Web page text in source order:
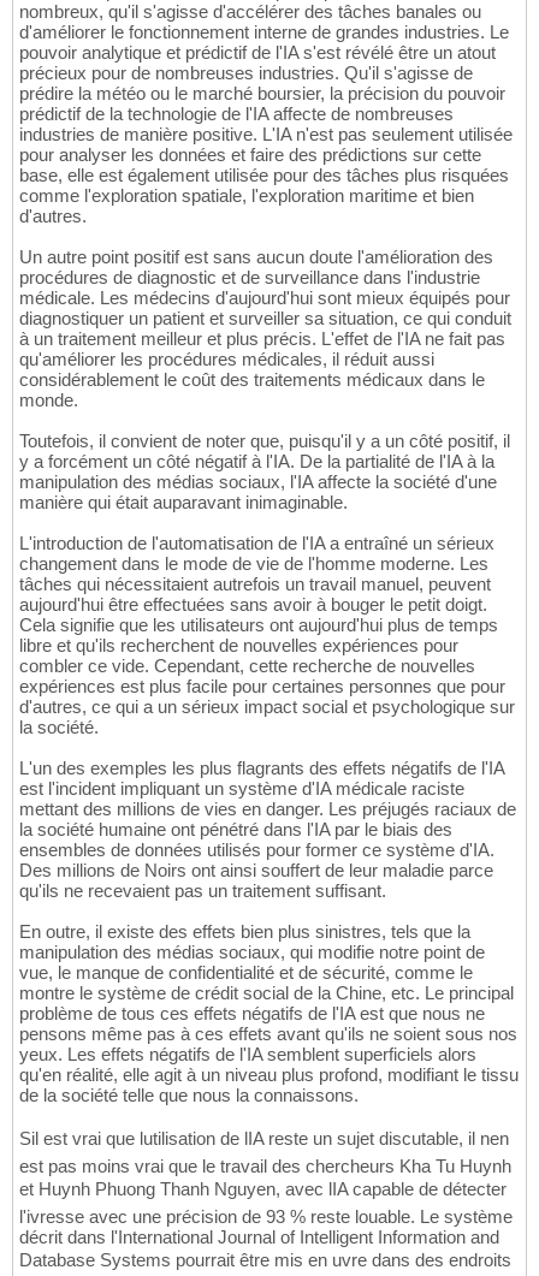
nombreux, qu'il s'agisse d'accélérer des tâches banales ou
d'améliorer le fonctionnement interne de grandes industries. Le
pouvoir analytique et prédictif de l'IA s'est révélé être un atout
précieux pour de nombreuses industries. Qu'il s'agisse de
prédire la météo ou le marché boursier, la précision du pouvoir
prédictif de la technologie de l'IA affecte de nombreuses
industries de manière positive. L'IA n'est pas seulement utilisée
pour analyser les données et faire des prédictions sur cette
base, elle est également utilisée pour des tâches plus risquées
comme l'exploration spatiale, l'exploration maritime et bien
d'autres.
Un autre point positif est sans aucun doute l'amélioration des
procédures de diagnostic et de surveillance dans l'industrie
médicale. Les médecins d'aujourd'hui sont mieux équipés pour
diagnostiquer un patient et surveiller sa situation, ce qui conduit
à un traitement meilleur et plus précis. L'effet de l'IA ne fait pas
qu'améliorer les procédures médicales, il réduit aussi
considérablement le coût des traitements médicaux dans le
monde.
Toutefois, il convient de noter que, puisqu'il y a un côté positif, il
y a forcément un côté négatif à l'IA. De la partialité de l'IA à la
manipulation des médias sociaux, l'IA affecte la société d'une
manière qui était auparavant inimaginable.
L'introduction de l'automatisation de l'IA a entraîné un sérieux
changement dans le mode de vie de l'homme moderne. Les
tâches qui nécessitaient autrefois un travail manuel, peuvent
aujourd'hui être effectuées sans avoir à bouger le petit doigt.
Cela signifie que les utilisateurs ont aujourd'hui plus de temps
libre et qu'ils recherchent de nouvelles expériences pour
combler ce vide. Cependant, cette recherche de nouvelles
expériences est plus facile pour certaines personnes que pour
d'autres, ce qui a un sérieux impact social et psychologique sur
la société.
L'un des exemples les plus flagrants des effets négatifs de l'IA
est l'incident impliquant un système d'IA médicale raciste
mettant des millions de vies en danger. Les préjugés raciaux de
la société humaine ont pénétré dans l'IA par le biais des
ensembles de données utilisés pour former ce système d'IA.
Des millions de Noirs ont ainsi souffert de leur maladie parce
qu'ils ne recevaient pas un traitement suffisant.
En outre, il existe des effets bien plus sinistres, tels que la
manipulation des médias sociaux, qui modifie notre point de
vue, le manque de confidentialité et de sécurité, comme le
montre le système de crédit social de la Chine, etc. Le principal
problème de tous ces effets négatifs de l'IA est que nous ne
pensons même pas à ces effets avant qu'ils ne soient sous nos
yeux. Les effets négatifs de l'IA semblent superficiels alors
qu'en réalité, elle agit à un niveau plus profond, modifiant le tissu
de la société telle que nous la connaissons.
Sil est vrai que lutilisation de lIA reste un sujet discutable, il nen
est pas moins vrai que le travail des chercheurs Kha Tu Huynh
et Huynh Phuong Thanh Nguyen, avec lIA capable de détecter
l'ivresse avec une précision de 93 % reste louable. Le système
décrit dans l'International Journal of Intelligent Information and
Database Systems pourrait être mis en uvre dans des endroits